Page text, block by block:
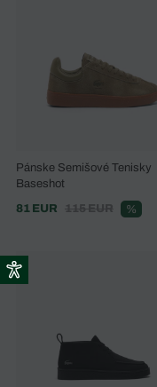
Pánske Semišové Tenisky
Baseshot
81 EUR
115 EUR %